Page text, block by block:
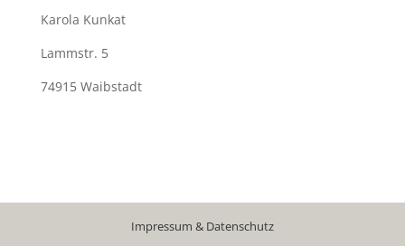
Karola Kunkat
Lammstr. 5
74915 Waibstadt
Impressum & Datenschutz